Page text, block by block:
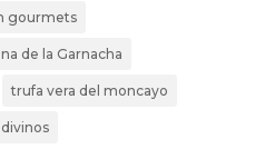
gourmets
de la Garnacha
trufa vera del moncayo